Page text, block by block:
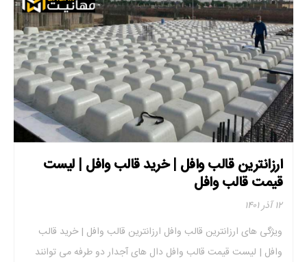
ارزانترین قالب وافل | خرید قالب وافل | لیست
قیمت قالب وافل
۱۲ آذر ۱۴۰۱
ویژگی های ارزانترین قالب وافل ارزانترین قالب وافل | خرید قالب
وافل | لیست قیمت قالب وافل دال های آجدار دو طرفه می توانند